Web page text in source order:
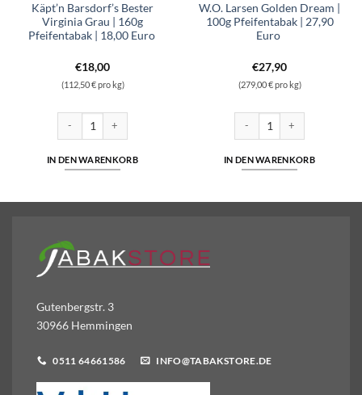
Käpt’n Barsdorf’s Bester
Virginia Grau | 160g
Pfeifentabak | 18,00 Euro
€18,00
(112,50 € pro kg)
IN DEN WARENKORB
W.O. Larsen Golden Dream |
100g Pfeifentabak | 27,90
Euro
€27,90
(279,00 € pro kg)
IN DEN WARENKORB
Gutenbergstr. 3
30966 Hemmingen
0511 64661586 INFO@TABAKSTORE.DE